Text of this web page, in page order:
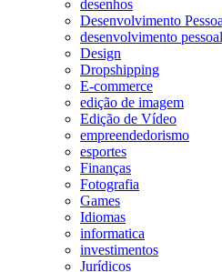
desenhos
Desenvolvimento
desenvolvimento pessoal
Design
Dropshipping
E-commerce
edição de imagem
Edição de Vídeo
empreendedorismo
esportes
Finanças
Fotografia
Games
Idiomas
informatica
investimentos
Jurídicos